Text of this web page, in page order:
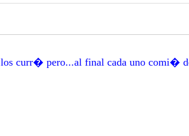
los curr� pero...al final cada uno